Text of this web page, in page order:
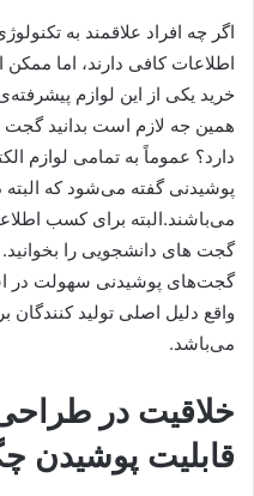
اگر چه افراد علاقمند به
اطلاعات کافی دارند، اما
خرید یکی از این لوازم
همین جه لازم است بدانید
دارد؟ عموماً به تمامی لوازم
پوشیدنی گفته می‌شود که البته
می‌باشند.البته برای کسب
گجت های دانشجویی را بخوانید.
گجت‌های پوشیدنی سهولت در
واقع دلیل اصلی تولید کنندگان
می‌باشد.
خلاقیت در
قابلیت پوشیدن